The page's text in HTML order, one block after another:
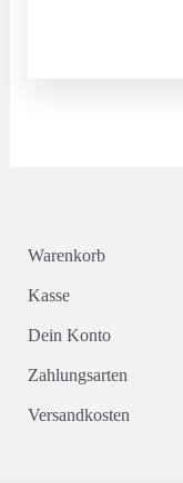
Warenkorb
Kasse
Dein Konto
Zahlungsarten
Versandkosten